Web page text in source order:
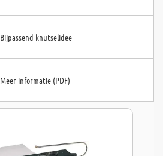
Bijpassend knutselidee
Meer informatie (PDF)